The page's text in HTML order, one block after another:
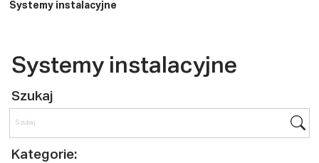
Systemy instalacyjne
Systemy instalacyjne
Szukaj
Kategorie: